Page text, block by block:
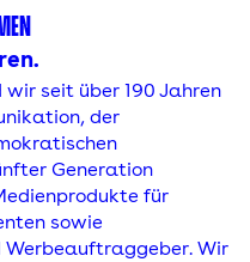
seit über 190 Jahren
der
Generation
für
sowie
Wir